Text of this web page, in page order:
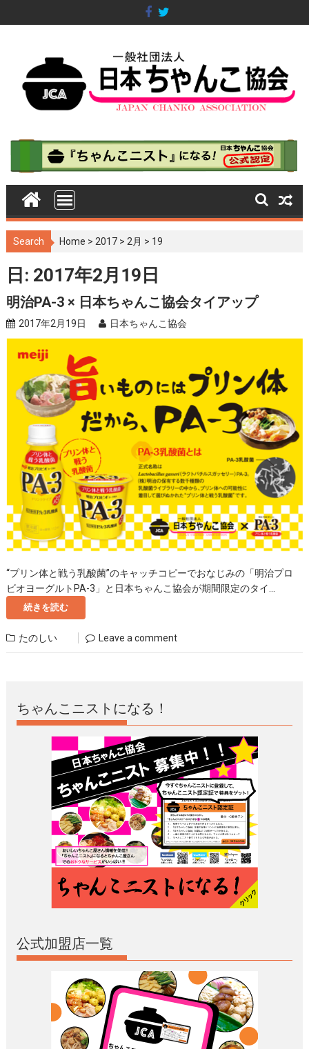
k
Search Home > 2017 > 2月 > 19
日: 2017年2月19日
明治PA-3 × 日本ちゃんこ協会タイアップ
2017年2月19日 日本ちゃんこ協会
“プリン体と戦う乳酸菌”のキャッチコピーでおなじみの「明治プロ
ビオヨーグルトPA-3」と日本ちゃんこ協会が期間限定のタイ...
続きを読む
たのしい Leave a comment
ちゃんこニストになる！
公式加盟店一覧